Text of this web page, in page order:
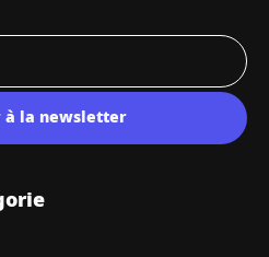
à la newsletter